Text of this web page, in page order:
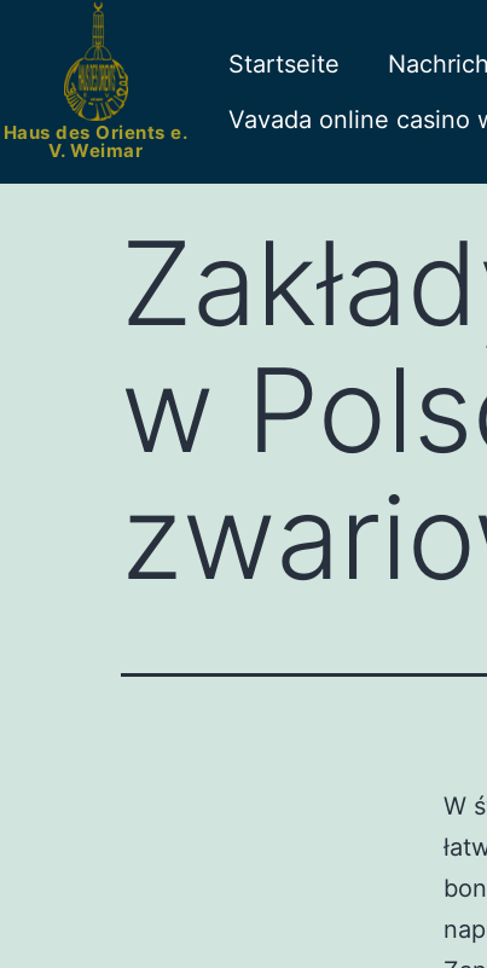
Haus des Orients e.
V. Weimar
Startseite
Vavada online casino
w
W